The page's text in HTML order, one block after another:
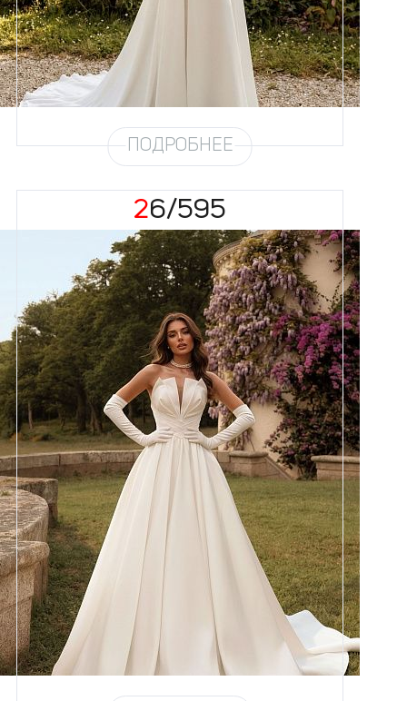
58
Цвет
Силуэт
Юбка
Шифон на атласе
Шлейф
Возможен
ПОДРОБНЕЕ
26/595
Размеры
42, 44, 46, 48, 50, 52, 54, 56,
58
Цвет
Силуэт
Юбка
Атлас плотный (6 метров)
Шлейф
Возможен